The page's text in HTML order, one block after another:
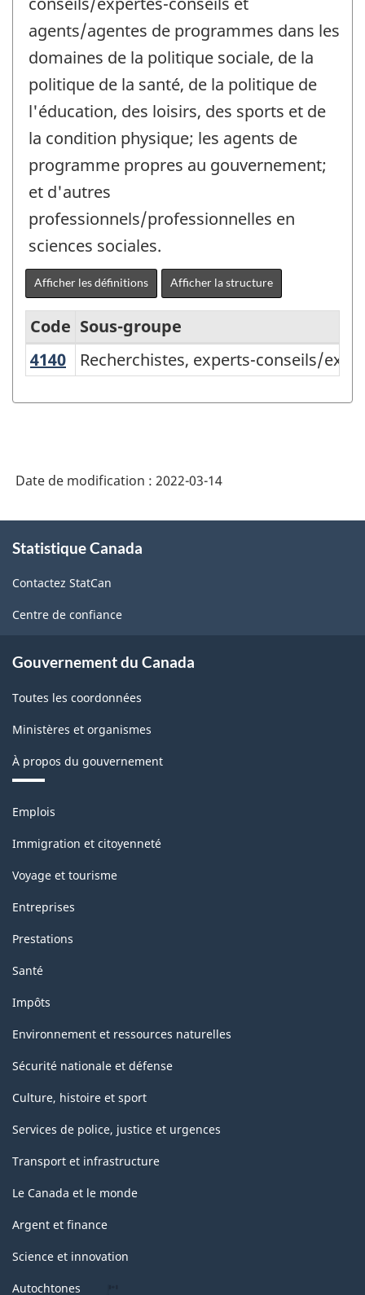
agents/agentes de programmes dans les
domaines de la politique sociale, de la
politique de la santé, de la politique de
l'éducation, des loisirs, des sports et de
la condition physique; les agents de
programme propres au gouvernement;
et d'autres
professionnels/professionnelles en
sciences sociales.
Afficher les définitions Afficher la structure
Classification
(CNP)
version
1.0
-
Structure
la
Code Sous-groupe
4140 Recherchistes, experts-conseils/
Recherchistes, experts-conseils/
Date de modification : 2022-03-14
propos
ce
site
Statistique Canada
Contactez StatCan
Centre de confiance
Gouvernement du Canada
Toutes les coordonnées
Ministères et organismes
À propos du gouvernement
Thèmes
sujets
Emplois
Immigration et citoyenneté
Voyage et tourisme
Entreprises
Prestations
Santé
Impôts
Environnement et ressources naturelles
Sécurité nationale et défense
Culture, histoire et sport
Services de police, justice et urgences
Transport et infrastructure
Le Canada et le monde
Argent et finance
Science et innovation
Autochtones